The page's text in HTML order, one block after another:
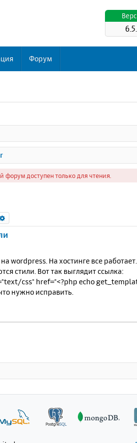
Форум
форум доступен только для чтения.
wordpress. На хостинге все
стили. Вот так выглядит ссылка:
css" href="<?php echo
нужно исправить.